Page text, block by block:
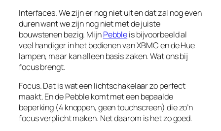
Interfaces. We zijn er nog niet uit en dat zal nog even
duren want we zijn nog niet met de juiste
bouwstenen bezig. MijnPebbleis bijvoorbeeld al
veel handiger in het bedienen van XBMC en de Hue
lampen, maar kan alleen basis zaken. Wat ons bij
focus brengt.
Focus. Dat is wat een lichtschakelaar zo perfect
maakt. En de Pebble komt met een bepaalde
beperking (4 knoppen, geen touchscreen) die zo’n
focus verplicht maken. Net daarom is het zo goed.